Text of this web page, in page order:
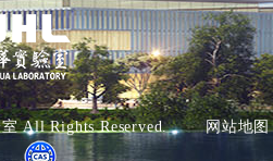
All Rights Reserved. 网站地图